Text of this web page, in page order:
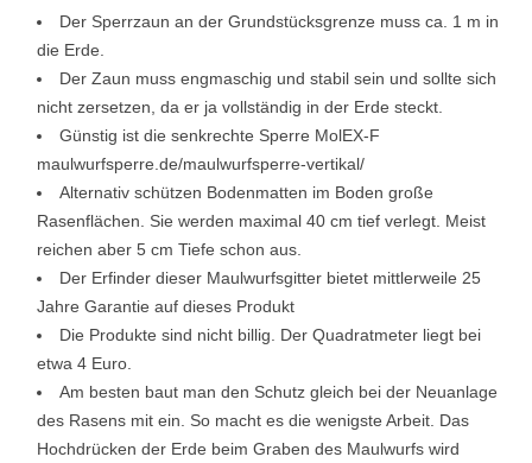
Der Sperrzaun an der Grundstücksgrenze muss ca. 1 m in
die Erde.
Der Zaun muss engmaschig und stabil sein und sollte sich
nicht zersetzen, da er ja vollständig in der Erde steckt.
Günstig ist die senkrechte Sperre MolEX-F
maulwurfsperre.de/maulwurfsperre-vertikal/
Alternativ schützen Bodenmatten im Boden große
Rasenflächen. Sie werden maximal 40 cm tief verlegt. Meist
reichen aber 5 cm Tiefe schon aus.
Der Erfinder dieser Maulwurfsgitter bietet mittlerweile 25
Jahre Garantie auf dieses Produkt
Die Produkte sind nicht billig. Der Quadratmeter liegt bei
etwa 4 Euro.
Am besten baut man den Schutz gleich bei der Neuanlage
des Rasens mit ein. So macht es die wenigste Arbeit. Das
Hochdrücken der Erde beim Graben des Maulwurfs wird